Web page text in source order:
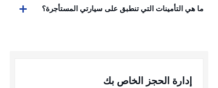
ما هي التأمينات التي تنطبق على سيارتي المستأجرة؟
إدارة الحجز الخاص بك